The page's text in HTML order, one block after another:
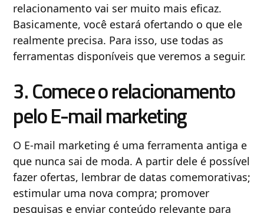
relacionamento vai ser muito mais eficaz.
Basicamente, você estará ofertando o que ele
realmente precisa. Para isso, use todas as
ferramentas disponíveis que veremos a seguir.
3. Comece o relacionamento
pelo E-mail marketing
O E-mail marketing é uma ferramenta antiga e
que nunca sai de moda. A partir dele é possível
fazer ofertas, lembrar de datas comemorativas;
estimular uma nova compra; promover
pesquisas e enviar conteúdo relevante para